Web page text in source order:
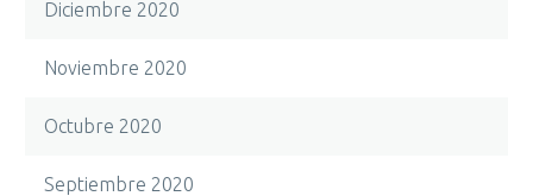
Diciembre 2020
Noviembre 2020
Octubre 2020
Septiembre 2020